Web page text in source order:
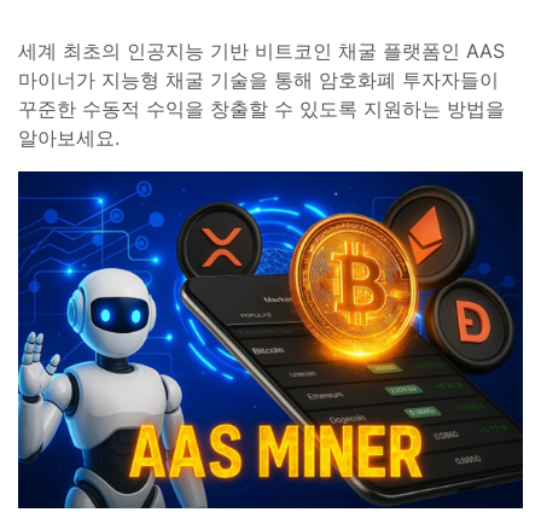
세계 최초의 인공지능 기반 비트코인 채굴 플랫폼인 AAS
마이너가 지능형 채굴 기술을 통해 암호화폐 투자자들이
꾸준한 수동적 수익을 창출할 수 있도록 지원하는 방법을
알아보세요.